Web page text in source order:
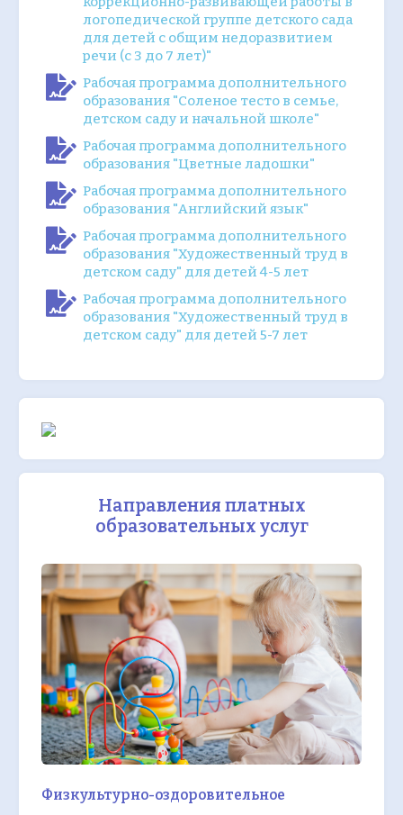
логопедической группе детского сада
для детей с общим недоразвитием
речи (с 3 до 7 лет)"
Рабочая программа дополнительного
образования "Соленое тесто в семье,
детском саду и начальной школе"
Рабочая программа дополнительного
образования "Цветные ладошки"
Рабочая программа дополнительного
образования "Английский язык"
Рабочая программа дополнительного
образования "Художественный труд в
детском саду" для детей 4-5 лет
Рабочая программа дополнительного
образования "Художественный труд в
детском саду" для детей 5-7 лет
Направления платных
образовательных услуг
Физкультурно-оздоровительное